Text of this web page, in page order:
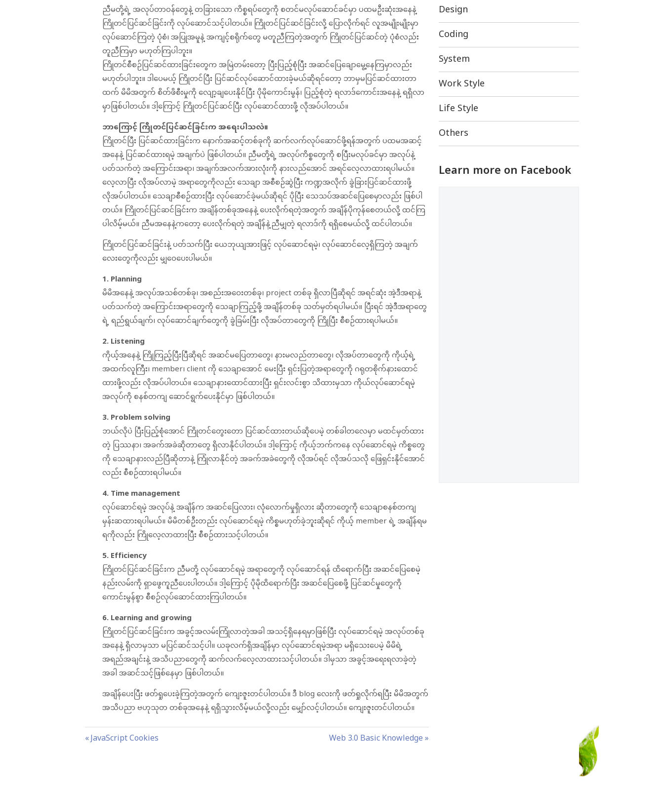
ညီမတို့ရဲ့ အလုပ်တာဝန်တွေနဲ့ တခြားသော ကိစ္စရပ်တွေကို စတင်မလုပ်ဆောင်ခင်မှာ ပထမဦးဆုံးအနေနဲ့
ကြိုတင်ပြင်ဆင်ခြင်းကို လုပ်ဆောင်သင့်ပါတယ်။ ကြိုတင်ပြင်ဆင်ခြင်းလို့ ပြောလိုက်ရင် လူအမျိုးမျိုးမှာ
လုပ်ဆောင်ကြတဲ့ ပုံစံ၊ အပြုအမူနဲ့ အကျင့်စရိုက်တွေ မတူညီကြတဲ့အတွက် ကြိုတင်ပြင်ဆင်တဲ့ ပုံစံလည်း
တူညီကြမှာ မဟုတ်ကြပါဘူး။
ကြိုတင်စီစဉ်ပြင်ဆင်ထားခြင်းတွေက အမြဲတမ်းတော့ ပြီးပြည့်စုံပြီး အဆင်ပြေချောမွေ့နေကြမှာလည်း
မဟုတ်ပါဘူး။ ဒါပေမယ့် ကြိုတင်ပြီး ပြင်ဆင်လုပ်ဆောင်ထားခဲ့မယ်ဆိုရင်တော့ ဘာမှမပြင်ဆင်ထားတာ
ထက် မိမိအတွက် စိတ်ဖိစီးမှုကို လျော့ချပေးနိုင်ပြီး ပိုမိုကောင်းမွန်၊ ပြည့်စုံတဲ့ ရလာဒ်ကောင်းအနေနဲ့ ရရှိလာ
မှာဖြစ်ပါတယ်။ ဒါ့ကြောင့် ကြိုတင်ပြင်ဆင်ပြီး လုပ်ဆောင်ထားဖို့ လိုအပ်ပါတယ်။
ဘာကြောင့် ကြိုတင်ပြင်ဆင်ခြင်းက အရေးပါသလဲ။
ကြိုတင်ပြီး ပြင်ဆင်ထားခြင်းက နောက်အဆင့်တစ်ခုကို ဆက်လက်လုပ်ဆောင်ဖို့ရန်အတွက် ပထမအဆင့်
အနေနဲ့ ပြင်ဆင်ထားရမဲ့ အချက်ပဲ ဖြစ်ပါတယ်။ ညီမတို့ရဲ့ အလုပ်ကိစ္စတွေကို စပြီးမလုပ်ခင်မှာ အလုပ်နဲ့
ပတ်သက်တဲ့ အကြောင်းအရာ၊ အချက်အလက်အားလုံးကို နားလည်အောင် အရင်လေ့လာထားရပါမယ်။
လေ့လာပြီး လိုအပ်လာမဲ့ အရာတွေကိုလည်း သေချာ အစီစဉ်ဆွဲပြီး ကဏ္ဍအလိုက် ခွဲခြားပြင်ဆင်ထားဖို့
လိုအပ်ပါတယ်။ သေချာစီစဉ်ထားပြီး လုပ်ဆောင်ခဲ့မယ်ဆိုရင် ပိုပြီး သေသပ်အဆင်ပြေစေမှာလည်း ဖြစ်ပါ
တယ်။ ကြိုတင်ပြင်ဆင်ခြင်းက အချိန်တစ်ခုအနေနဲ့ ပေးလိုက်ရတဲ့အတွက် အချိန်ပိုကုန်စေတယ်လို့ ထင်ကြ
ပါလိမ့်မယ်။ ညီမအနေနဲ့ကတော့ ပေးလိုက်ရတဲ့ အချိန်နဲ့ညီမျှတဲ့ ရလာဒ်ကို ရရှိစေမယ်လို့ ထင်ပါတယ်။
ကြိုတင်ပြင်ဆင်ခြင်းနဲ့ ပတ်သက်ပြီး ယေဘုယျအားဖြင့် လုပ်ဆောင်ရမဲ့၊ လုပ်ဆောင်လေ့ရှိကြတဲ့ အချက်
လေးတွေကိုလည်း မျှဝေပေးပါမယ်။
1. Planning
မိမိအနေနဲ့ အလုပ်အသစ်တစ်ခု၊ အစည်းအဝေးတစ်ခု၊ project တစ်ခု ရှိလာပြီဆိုရင် အရင်ဆုံး အဲ့ဒီအရာနဲ့
ပတ်သက်တဲ့ အကြောင်းအရာတွေကို သေချာကြည့်ဖို့ အချိန်တစ်ခု သတ်မှတ်ရပါမယ်။ ပြီးရင် အဲ့ဒီအရာတွေ
ရဲ့ ရည်ရွယ်ချက်၊ လုပ်ဆောင်ချက်တွေကို ခွဲခြမ်းပြီး လိုအပ်တာတွေကို ကြိုပြီး စီစဉ်ထားရပါမယ်။
2. Listening
ကိုယ့်အနေနဲ့ ကြိုကြည့်ပြီးပြီဆိုရင် အဆင်မပြေတာတွေ၊ နားမလည်တာတွေ၊ လိုအပ်တာတွေကို ကိုယ့်ရဲ့
အထက်လူကြီး၊ member၊ client ကို သေချာအောင် မေးပြီး ရှင်းပြတဲ့အရာတွေကို ဂရုတစိုက်နားထောင်
ထားဖို့လည်း လိုအပ်ပါတယ်။ သေချာနားထောင်ထားပြီး ရှင်းလင်းစွာ သိထားမှသာ ကိုယ်လုပ်ဆောင်ရမဲ့
အလုပ်ကို စနစ်တကျ ဆောင်ရွက်ပေးနိုင်မှာ ဖြစ်ပါတယ်။
3. Problem solving
ဘယ်လိုပဲ ပြီးပြည့်စုံအောင် ကြိုတင်တွေးတော ပြင်ဆင်ထားတယ်ဆိုပေမဲ့ တစ်ခါတလေမှာ မထင်မှတ်ထား
တဲ့ ပြဿနာ၊ အခက်အခဲဆိုတာတွေ ရှိလာနိုင်ပါတယ်။ ဒါ့ကြောင့် ကိုယ့်ဘက်ကနေ လုပ်ဆောင်ရမဲ့ ကိစ္စတွေ
ကို သေချာနားလည်ပြီဆိုတာနဲ့ ကြုံလာနိုင်တဲ့ အခက်အခဲတွေကို လိုအပ်ရင် လိုအပ်သလို ဖြေရှင်းနိုင်အောင်
လည်း စီစဉ်ထားရပါမယ်။
4. Time management
လုပ်ဆောင်ရမဲ့ အလုပ်နဲ့ အချိန်က အဆင်ပြေလား၊ လုံလောက်မှုရှိလား ဆိုတာတွေကို သေချာစနစ်တကျ
မှန်းဆထားရပါမယ်။ မိမိတစ်ဦးတည်း လုပ်ဆောင်ရမဲ့ ကိစ္စမဟုတ်ခဲ့ဘူးဆိုရင် ကိုယ့် member ရဲ့ အချိန်ရမ
ရကိုလည်း ကြိုလေ့လာထားပြီး စီစဉ်ထားသင့်ပါတယ်။
5. Efficiency
ကြိုတင်ပြင်ဆင်ခြင်းက ညီမတို့ လုပ်ဆောင်ရမဲ့ အရာတွေကို လုပ်ဆောင်ရန် ထိရောက်ပြီး အဆင်ပြေစေမဲ့
နည်းလမ်းကို ရှာဖွေကူညီပေးပါတယ်။ ဒါ့ကြောင့် ပိုမိုထိရောက်ပြီး အဆင်ပြေစေဖို့ ပြင်ဆင်မှုတွေကို
ကောင်းမွန်စွာ စီစဉ်လုပ်ဆောင်ထားကြပါတယ်။
6. Learning and growing
ကြိုတင်ပြင်ဆင်ခြင်းက အခွင့်အလမ်းကြုံလာတဲ့အခါ အသင့်ရှိနေရမှာဖြစ်ပြီး လုပ်ဆောင်ရမဲ့ အလုပ်တစ်ခု
အနေနဲ့ ရှိလာမှသာ မပြင်ဆင်သင့်ပါ။ ယခုလက်ရှိအချိန်မှာ လုပ်ဆောင်ရမဲ့အရာ မရှိသေးပေမဲ့ မိမိရဲ့
အရည်အချင်းနဲ့ အသိပညာတွေကို ဆက်လက်လေ့လာထားသင့်ပါတယ်။ ဒါမှသာ အခွင့်အရေးရလာခဲ့တဲ့
အခါ အဆင်သင့်ဖြစ်နေမှာ ဖြစ်ပါတယ်။
အချိန်ပေးပြီး ဖတ်ရှုပေးခဲ့ကြတဲ့အတွက် ကျေးဇူးတင်ပါတယ်။ ဒီ blog လေးကို ဖတ်ရှုလိုက်ရပြီး မိမိအတွက်
အသိပညာ ဗဟုသုတ တစ်ခုအနေနဲ့ ရရှိသွားလိမ့်မယ်လို့လည်း မျှော်လင့်ပါတယ်။ ကျေးဇူးတင်ပါတယ်။
PP
JavaScript Cookies
N
Web 3.0 Basic Knowledge
Design
Coding
System
Work Style
Life Style
Others
Learn more on Facebook